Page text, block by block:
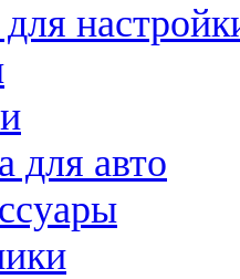
для авто